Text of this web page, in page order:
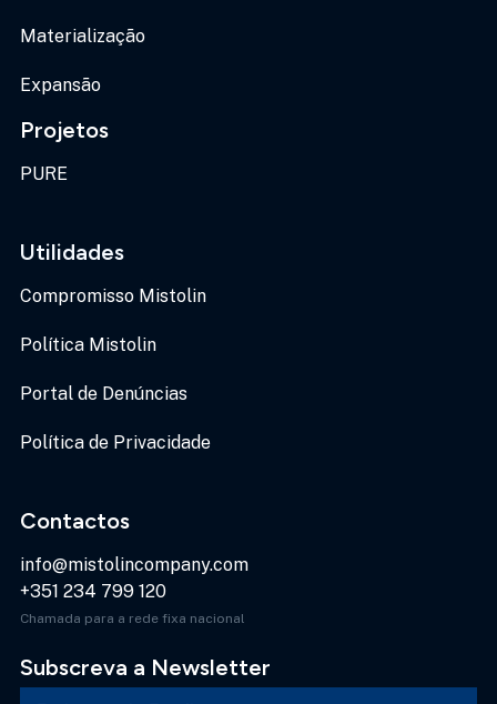
Materialização
Expansão
Projetos
PURE
Utilidades
Compromisso Mistolin
Política Mistolin
Portal de Denúncias
Política de Privacidade
Contactos
info@mistolincompany.com
+351 234 799 120
Chamada para a rede fixa nacional
Subscreva a Newsletter